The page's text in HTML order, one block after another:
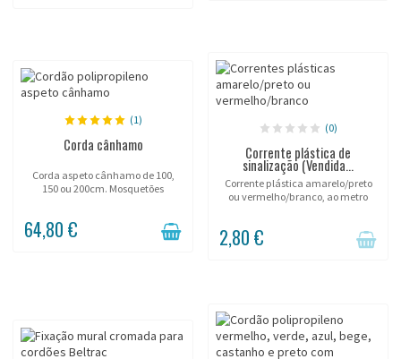
(1)
Corda cânhamo
Corda aspeto cânhamo de 100,
150 ou 200cm. Mosquetões
64,80 €
(0)
Corrente plástica de
sinalização (Vendida...
Corrente plástica amarelo/preto
ou vermelho/branco, ao metro
2,80 €